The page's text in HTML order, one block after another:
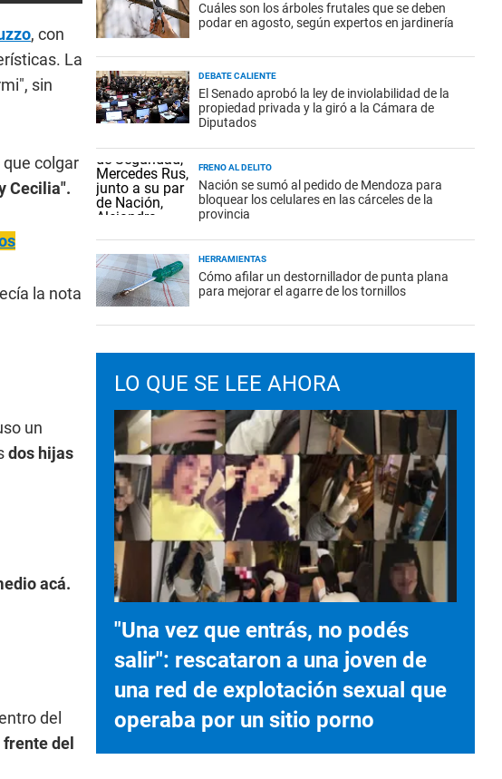
, con
La
sin
colgar
Cecilia".
la nota
un
dos hijas
acá.
del
del
Cuáles son los árboles frutales que se deben
podar en agosto, según expertos en jardinería
DEBATE CALIENTE
El Senado aprobó la ley de inviolabilidad de la
propiedad privada y la giró a la Cámara de
Diputados
FRENO AL DELITO
Nación se sumó al pedido de Mendoza para
bloquear los celulares en las cárceles de la
provincia
HERRAMIENTAS
Cómo afilar un destornillador de punta plana
para mejorar el agarre de los tornillos
LO QUE SE LEE AHORA
"Una vez que entrás, no podés
salir": rescataron a una joven de
una red de explotación sexual que
operaba por un sitio porno